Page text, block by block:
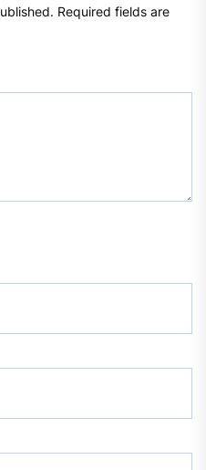
Required fields are